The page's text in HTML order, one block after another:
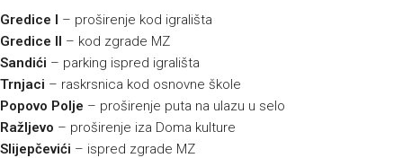
Gredice I – proširenje kod igrališta
Gredice II – kod zgrade MZ
Sandići – parking ispred igrališta
Trnjaci – raskrsnica kod osnovne škole
Popovo Polje – proširenje puta na ulazu u selo
Ražljevo – proširenje iza Doma kulture
Slijepčevići – ispred zgrade MZ